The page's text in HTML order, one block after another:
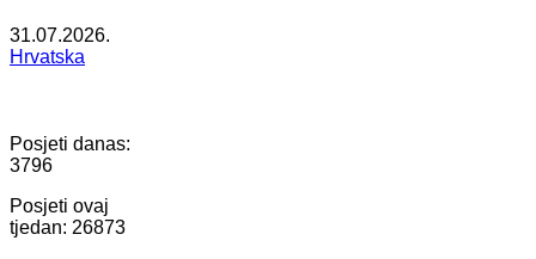
31.07.2026.
Hrvatska
Posjeti danas:
3796
Posjeti ovaj
tjedan: 26873